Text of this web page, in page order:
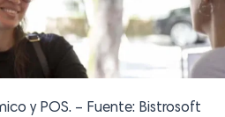
y POS. – Fuente: Bistrosoft